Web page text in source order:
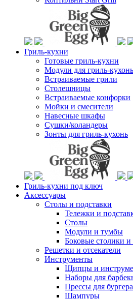
Гриль-кухни
Готовые гриль-кухни
Модули для гриль-кухонь
Встраиваемые грили
Столешницы
Встраиваемые конфорки
Мойки и смесители
Навесные шкафы
Сушки/коландеры
Зонты для гриль-кухонь
Гриль-кухни под ключ
Аксессуары
Столы и подставки
Тележки и
Столы
Модули и тумбы
Боковые столики и
Решетки и отсекатели
Инструменты
Щипцы и
Наборы для
Прессы для
Шампуры